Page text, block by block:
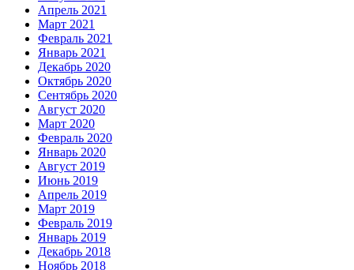
Апрель 2021
Март 2021
Февраль 2021
Январь 2021
Декабрь 2020
Октябрь 2020
Сентябрь 2020
Август 2020
Март 2020
Февраль 2020
Январь 2020
Август 2019
Июнь 2019
Апрель 2019
Март 2019
Февраль 2019
Январь 2019
Декабрь 2018
Ноябрь 2018